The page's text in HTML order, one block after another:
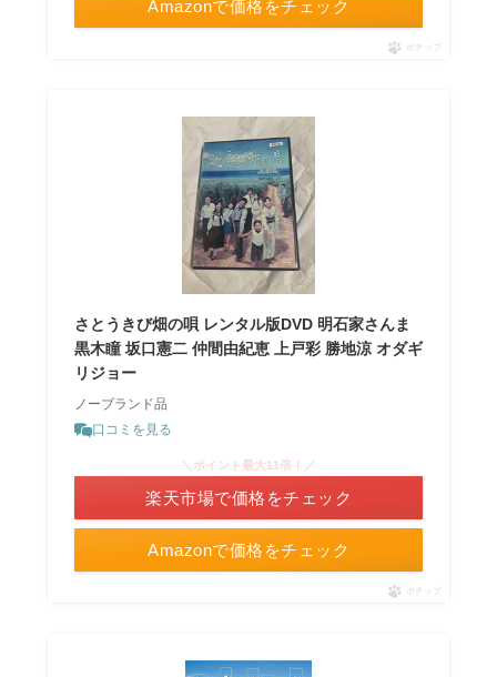
Amazonで価格をチェック
ポチップ
さとうきび畑の唄 レンタル版DVD 明石家さんま
黒木瞳 坂口憲二 仲間由紀恵 上戸彩 勝地涼 オダギ
リジョー
ノーブランド品
口コミを見る
Amazonで価格をチェック
＼ポイント最大11倍！／
楽天市場で価格をチェック
ポチップ